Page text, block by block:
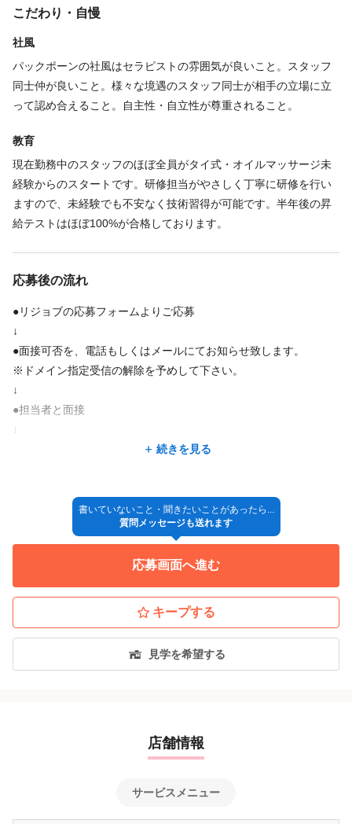
・上限額
10000円
福利厚生の詳細
◆労災保険
◆昇給あり
◆歩合給あり
◆業務手当あり
◆制服貸与あり
◆社員割引あり
◆提携保育園あり
続きを見る
特徴
未経験歓迎 個人サロン
客単価5,000円以上 主婦・主夫歓迎
こだわり・自慢
社風
パックポーンの社風はセラピストの雰囲気が良いこと。スタッフ
同士仲が良いこと。様々な境遇のスタッフ同士が相手の立場に立
って認め合えること。自主性・自立性が尊重されること。
教育
現在勤務中のスタッフのほぼ全員がタイ式・オイルマッサージ未
経験からのスタートです。研修担当がやさしく丁寧に研修を行い
ますので、未経験でも不安なく技術習得が可能です。半年後の昇
給テストはほぼ100%が合格しております。
応募後の流れ
●リジョブの応募フォームよりご応募
↓
●面接可否を、電話もしくはメールにてお知らせ致します。
※ドメイン指定受信の解除を予めして下さい。
↓
●担当者と面接
↓
※採用方法が変更となる場合もございますので、ご了承くださ
い。
【面接地】
続きを見る
書いていないこと・聞きたいことがあったら...
質問メッセージも送れます
応募画面へ進む
キープする
見学を希望する
店舗情報
サービスメニュー